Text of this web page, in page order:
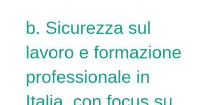
b. Sicurezza sul
lavoro e formazione
professionale in